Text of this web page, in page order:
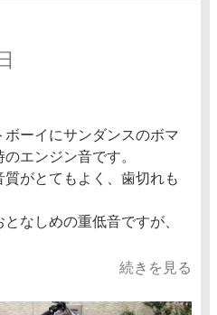
ボーイにサンダンスのボマ
エンジン音です。
がとてもよく、歯切れも
なしめの重低音ですが、
続きを見る